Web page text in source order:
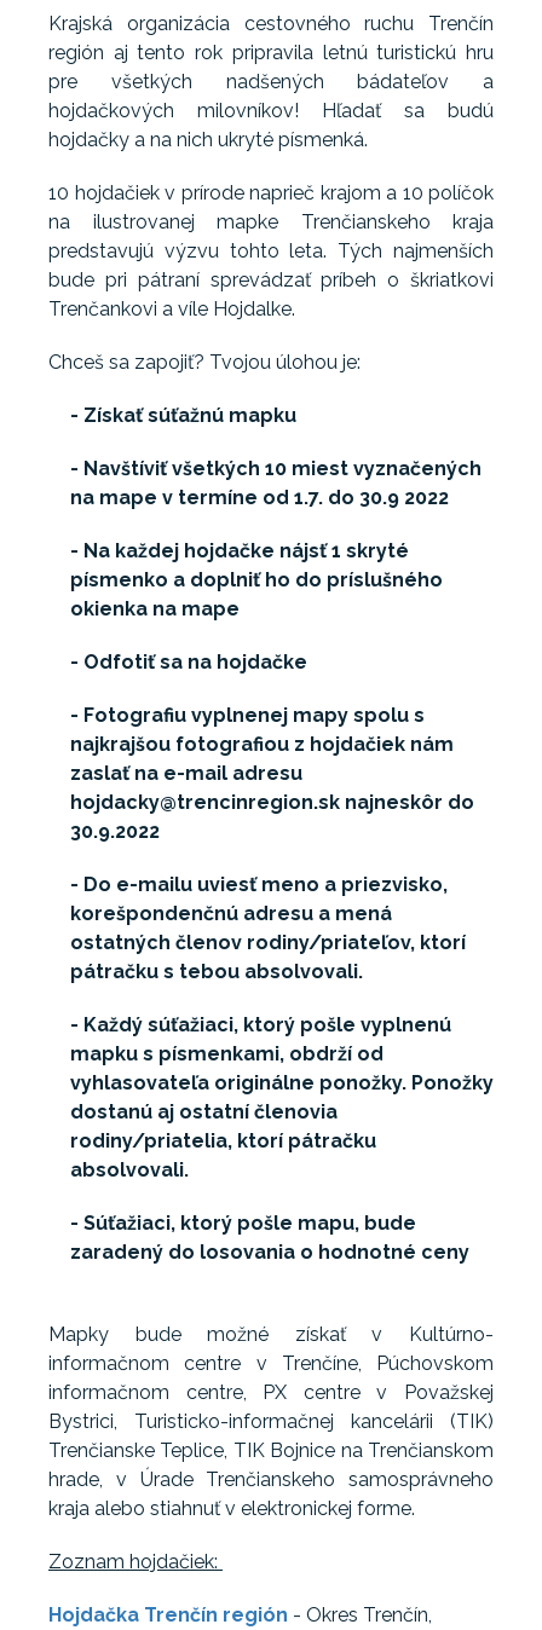
Krajská organizácia cestovného ruchu Trenčín
región aj tento rok pripravila letnú turistickú hru
pre všetkých nadšených bádateľov a
hojdačkových milovníkov! Hľadať sa budú
hojdačky a na nich ukryté písmenká.
10 hojdačiek v prírode naprieč krajom a 10 políčok
na ilustrovanej mapke Trenčianskeho kraja
predstavujú výzvu tohto leta. Tých najmenších
bude pri pátraní sprevádzať príbeh o škriatkovi
Trenčankovi a víle Hojdalke.
Chceš sa zapojiť? Tvojou úlohou je:
- Získať súťažnú mapku
- Navštíviť všetkých 10 miest vyznačených
na mape v termíne od 1.7. do 30.9 2022
- Na každej hojdačke nájsť 1 skryté
písmenko a doplniť ho do príslušného
okienka na mape
- Odfotiť sa na hojdačke
- Fotografiu vyplnenej mapy spolu s
najkrajšou fotografiou z hojdačiek nám
zaslať na e-mail adresu
hojdacky@trencinregion.sk najneskôr do
30.9.2022
- Do e-mailu uviesť meno a priezvisko,
korešpondenčnú adresu a mená
ostatných členov rodiny/priateľov, ktorí
pátračku s tebou absolvovali.
- Každý súťažiaci, ktorý pošle vyplnenú
mapku s písmenkami, obdrží od
vyhlasovateľa originálne ponožky. Ponožky
dostanú aj ostatní členovia
rodiny/priatelia, ktorí pátračku
absolvovali.
- Súťažiaci, ktorý pošle mapu, bude
zaradený do losovania o hodnotné ceny
Mapky bude možné získať v Kultúrno-
informačnom centre v Trenčíne, Púchovskom
informačnom centre, PX centre v Považskej
Bystrici, Turisticko-informačnej kancelárii (TIK)
Trenčianske Teplice, TIK Bojnice na Trenčianskom
hrade, v Úrade Trenčianskeho samosprávneho
kraja alebo stiahnuť v elektronickej forme.
Zoznam hojdačiek:
Hojdačka Trenčín región - Okres Trenčín,